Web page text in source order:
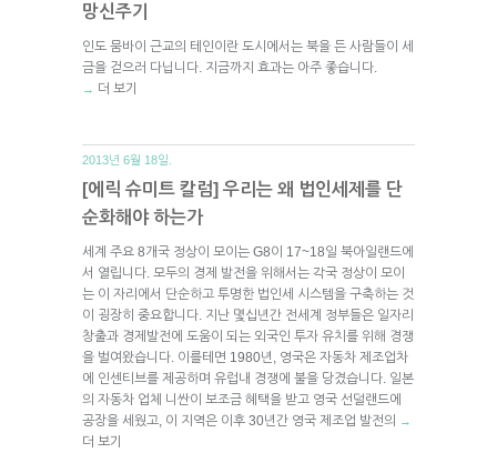
망신주기
인도 뭄바이 근교의 테인이란 도시에서는 북을 든 사람들이 세
금을 걷으러 다닙니다. 지금까지 효과는 아주 좋습니다.
→ 더 보기
2013년 6월 18일.
[에릭 슈미트 칼럼] 우리는 왜 법인세제를 단
순화해야 하는가
세계 주요 8개국 정상이 모이는 G8이 17~18일 북아일랜드에
서 열립니다. 모두의 경제 발전을 위해서는 각국 정상이 모이
는 이 자리에서 단순하고 투명한 법인세 시스템을 구축하는 것
이 굉장히 중요합니다. 지난 몇십년간 전세계 정부들은 일자리
창출과 경제발전에 도움이 되는 외국인 투자 유치를 위해 경쟁
을 벌여왔습니다. 이를테면 1980년, 영국은 자동차 제조업차
에 인센티브를 제공하며 유럽내 경쟁에 불을 당겼습니다. 일본
의 자동차 업체 니싼이 보조금 혜택을 받고 영국 선덜랜드에
공장을 세웠고, 이 지역은 이후 30년간 영국 제조업 발전의
→
더 보기